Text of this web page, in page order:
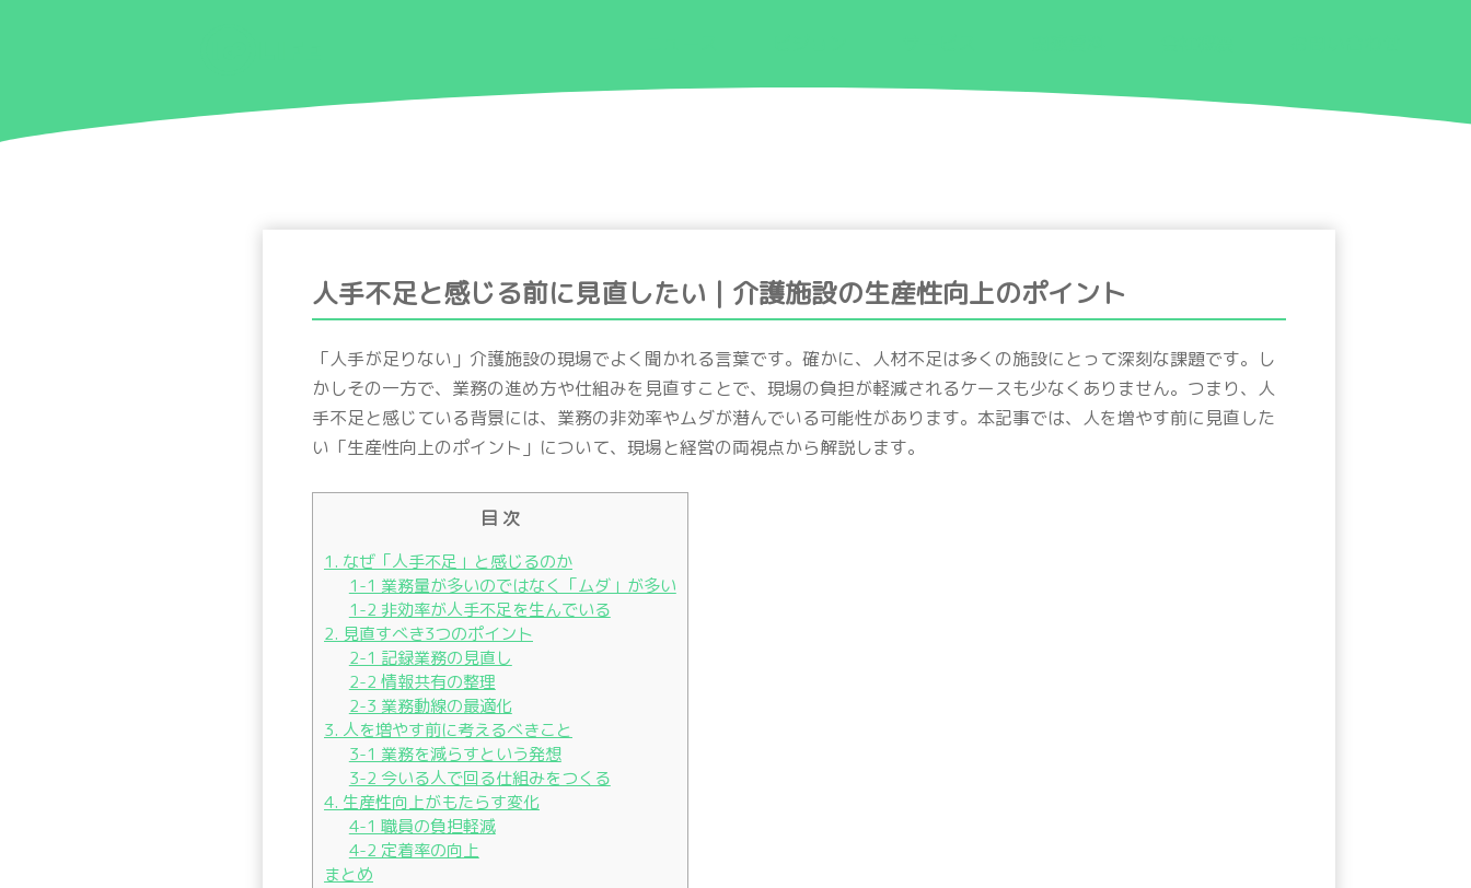
人手不足と感じる前に見直したい｜介護施設の生産性向上のポイント
「人手が足りない」介護施設の現場でよく聞かれる言葉です。確かに、人材不足は多くの施設にとって深刻な課題です。し
かしその一方で、業務の進め方や仕組みを見直すことで、現場の負担が軽減されるケースも少なくありません。つまり、人
手不足と感じている背景には、業務の非効率やムダが潜んでいる可能性があります。本記事では、人を増やす前に見直した
い「生産性向上のポイント」について、現場と経営の両視点から解説します。
目 次
1. なぜ「人手不足」と感じるのか
1-1 業務量が多いのではなく「ムダ」が多い
1-2 非効率が人手不足を生んでいる
2. 見直すべき3つのポイント
2-1 記録業務の見直し
2-2 情報共有の整理
2-3 業務動線の最適化
3. 人を増やす前に考えるべきこと
3-1 業務を減らすという発想
3-2 今いる人で回る仕組みをつくる
4. 生産性向上がもたらす変化
4-1 職員の負担軽減
4-2 定着率の向上
まとめ